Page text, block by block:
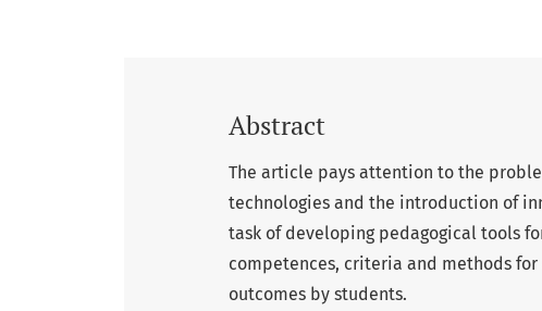
Abstract
The article pays attention to the
technologies and the introduction of
task of developing pedagogical tools
competences, criteria and methods
outcomes by students.